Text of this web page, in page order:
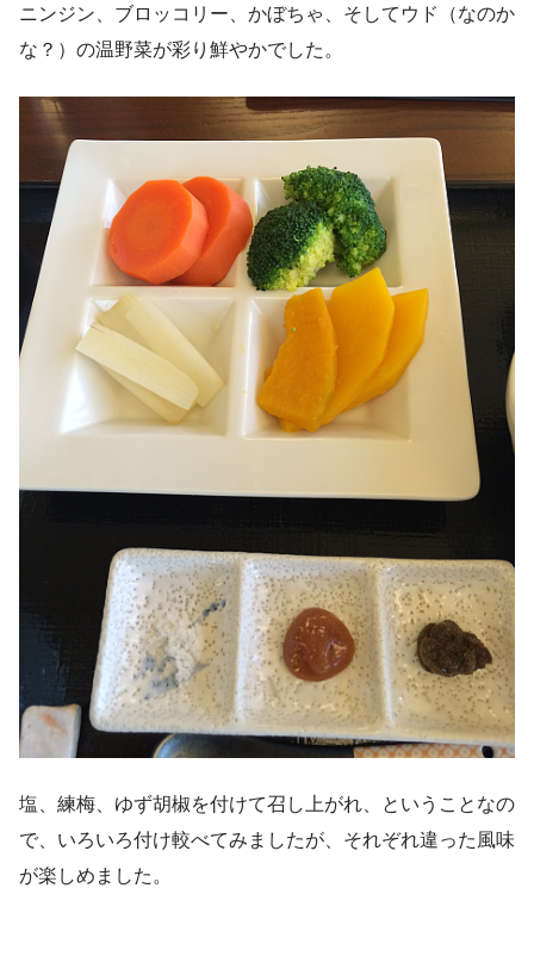
ニンジン、ブロッコリー、かぼちゃ、そしてウド（なのか
な？）の温野菜が彩り鮮やかでした。
塩、練梅、ゆず胡椒を付けて召し上がれ、ということなの
で、いろいろ付け較べてみましたが、それぞれ違った風味
が楽しめました。